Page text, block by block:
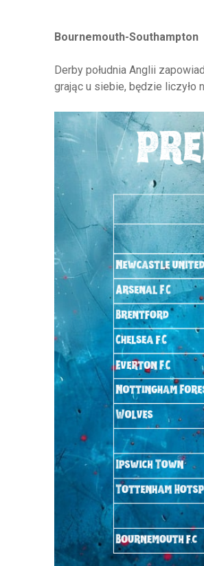
Bournemouth-Southampton
Derby południa Anglii
grając u siebie, będzie liczyło